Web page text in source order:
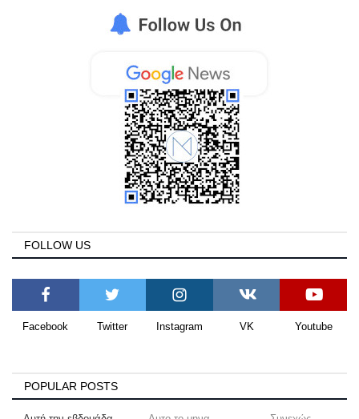
FOLLOW US
Facebook Twitter Instagram VK Youtube
POPULAR POSTS